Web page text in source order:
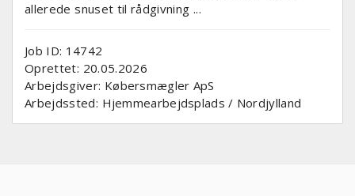
allerede snuset til rådgivning ...
Job ID: 14742
Oprettet: 20.05.2026
Arbejdsgiver: Købersmægler ApS
Arbejdssted: Hjemmearbejdsplads / Nordjylland